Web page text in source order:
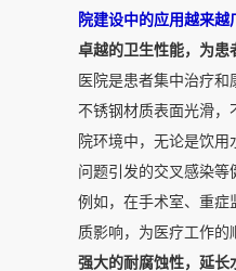
院建设中的应用越来越
卓越的卫生性能，为患
医院是患者集中治疗和
不锈钢材质表面光滑，
院环境中，无论是饮
问题引发的交叉感染等
例如，在手术室、重症
质影响，为医疗工作的
强大的耐腐蚀性，延长